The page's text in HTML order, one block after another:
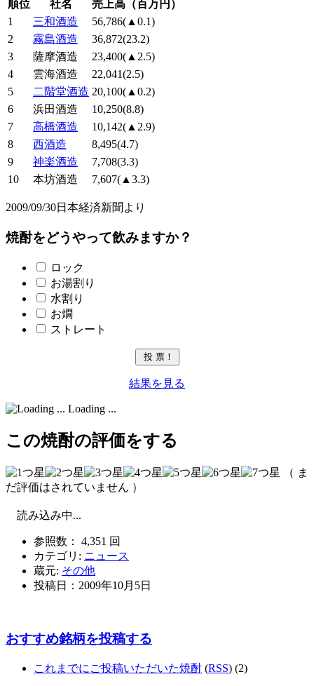
順位 社名
売上高（百万円）
1
三和酒造
56,786(▲0.1)
2
霧島酒造
36,872(23.2)
3
薩摩酒造
23,400(▲2.5)
4
雲海酒造
22,041(2.5)
5
二階堂酒造 20,100(▲0.2)
6
浜田酒造
10,250(8.8)
7
高橋酒造
10,142(▲2.9)
8
西酒造
8,495(4.7)
9
神楽酒造
7,708(3.3)
10
本坊酒造 7,607(▲3.3)
2009/09/30日本経済新聞より
焼酎をどうやって飲みますか？
ロック
お湯割り
水割り
お燗
ストレート
結果を見る
Loading ...
この焼酎の評価をする
（ ま
だ評価はされていません ）
読み込み中...
参照数： 4,351 回
カテゴリ: ニュース
蔵元: その他
投稿日： 2009年10月5日
おすすめ銘柄を投稿する
これまでにご投稿いただいた焼酎 (RSS) (2)